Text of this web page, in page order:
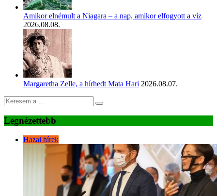
Amikor elnémult a Niagara – a nap, amikor elfogyott a víz
2026.08.08.
Margaretha Zelle, a hírhedt Mata Hari 2026.08.07.
Legnézettebb
Hazai hírek